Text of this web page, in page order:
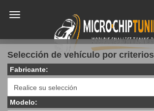
Selección de vehículo por criterios
Fabricante:
Modelo: